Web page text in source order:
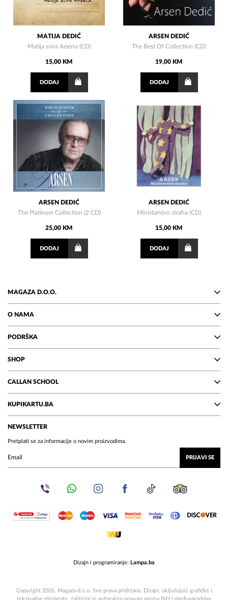
MATIJA DEDIĆ
Matija svira Arsena (CD)
15,00 KM
DODAJ
ARSEN DEDIĆ
The Best Of Collection (CD)
19,00 KM
DODAJ
ARSEN DEDIĆ
The Platinum Collection (2 CD)
25,00 KM
DODAJ
ARSEN DEDIĆ
Ministarstvo straha (CD)
15,00 KM
DODAJ
MAGAZA D.O.O.
O NAMA
PODRŠKA
SHOP
CALLAN SCHOOL
KUPIKARTU.BA
NEWSLETTER
Pretplati se za informacije o novim proizvodima.
PRIJAVI SE
Dizajn i programiranje: Lampa.ba
Copyright 2026. Magaza d.o.o. Sve prava pridržana. Dizajn, uključujući grafičke i
tekstualne elemente, zaštićen je autorskim pravom prema BiH i međunarodnim